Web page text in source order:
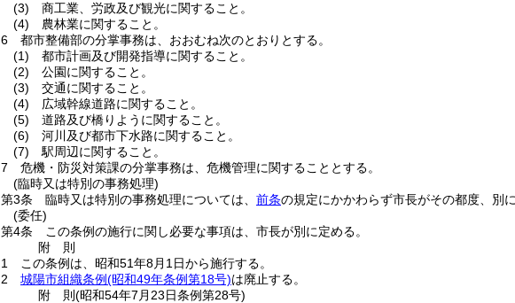
(3)
商工業、労政及び観光に関すること。
(4)
農林業に関すること。
6
都市整備部の分掌事務は、おおむね次のとおりとする。
(1)
都市計画及び開発指導に関すること。
(2)
公園に関すること。
(3)
交通に関すること。
(4)
広域幹線道路に関すること。
(5)
道路及び橋りように関すること。
(6)
河川及び都市下水路に関すること。
(7)
駅周辺に関すること。
7
危機・防災対策課の分掌事務は、危機管理に関することとする。
(臨時又は特別の事務処理)
第3条
臨時又は特別の事務処理については、 前条の規定にかかわらず市長がその都度、別
(委任)
第4条
この条例の施行に関し必要な事項は、市長が別に定める。
附 則
1
この条例は、昭和51年8月1日から施行する。
2
城陽市組織条例(昭和49年条例第18号)は廃止する。
附 則(昭和54年7月23日条例第28号)